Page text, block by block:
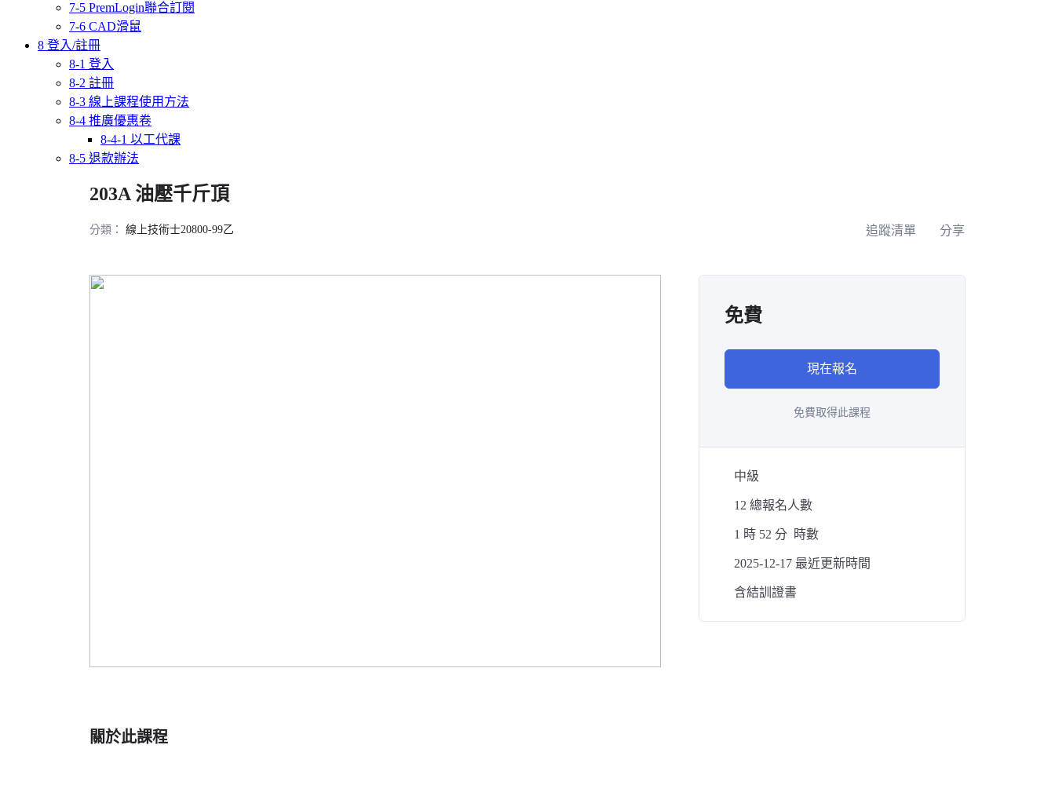
7-5 PremLogin聯合訂閱
7-6 CAD滑鼠
8 登入/註冊
8-1 登入
8-2 註冊
8-3 線上課程使用方法
8-4 推廣優惠卷
8-4-1 以工代課
8-5 退款辦法
203A 油壓千斤頂
分類： 線上技術士20800-99乙 追蹤清單 分享
關於此課程
免費
現在報名
免費取得此課程
中級
12 總報名人數
1 時 52 分 時數
2025-12-17 最近更新時間
含結訓證書